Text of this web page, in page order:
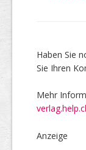
Haben Sie
Sie Ihren
Mehr
Anzeige